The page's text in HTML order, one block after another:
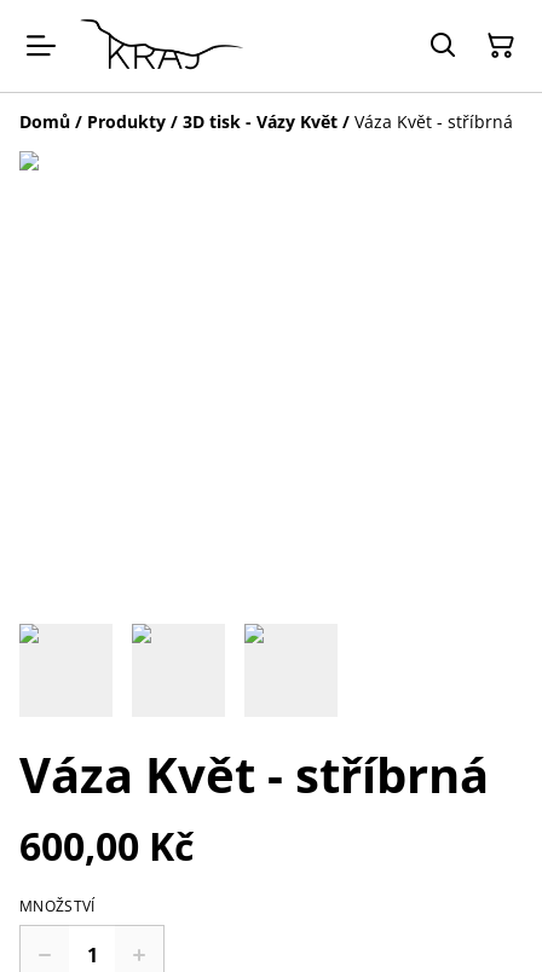
Domů / Produkty / 3D tisk - Vázy Květ / Váza Květ - stříbrná
Váza Květ - stříbrná
600,00 Kč
MNOŽSTVÍ